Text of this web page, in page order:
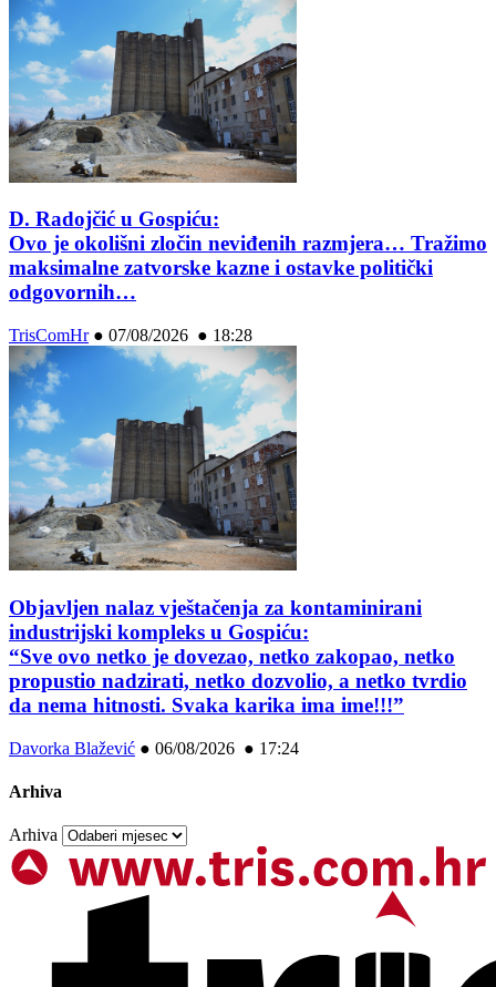
D. Radojčić u Gospiću:
Ovo je okolišni zločin neviđenih razmjera… Tražimo
maksimalne zatvorske kazne i ostavke politički
odgovornih…
TrisComHr● 07/08/2026 ● 18:28
Objavljen nalaz vještačenja za kontaminirani
industrijski kompleks u Gospiću:
“Sve ovo netko je dovezao, netko zakopao, netko
propustio nadzirati, netko dozvolio, a netko tvrdio
da nema hitnosti. Svaka karika ima ime!!!”
Davorka Blažević ● 06/08/2026 ● 17:24
Arhiva
Arhiva